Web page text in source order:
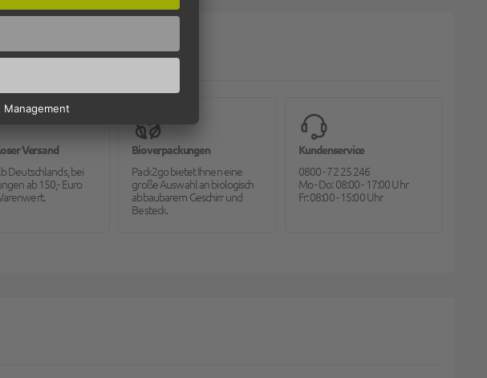
Versand
Deutschlands, bei
ab 150,- Euro
Bioverpackungen
Pack2go bietet Ihnen eine
große Auswahl an biologisch
abbaubarem Geschirr und
Besteck.
Kundenservice
0800 - 72 25 246
Mo - Do: 08:00 - 17:00 Uhr
Fr: 08:00 - 15:00 Uhr